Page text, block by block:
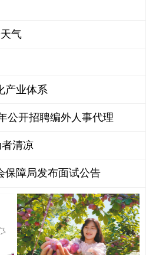
气
产业体系
公开招聘编外人事代理
者清凉
保障局发布面试公告